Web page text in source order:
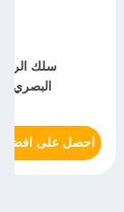
احصل على